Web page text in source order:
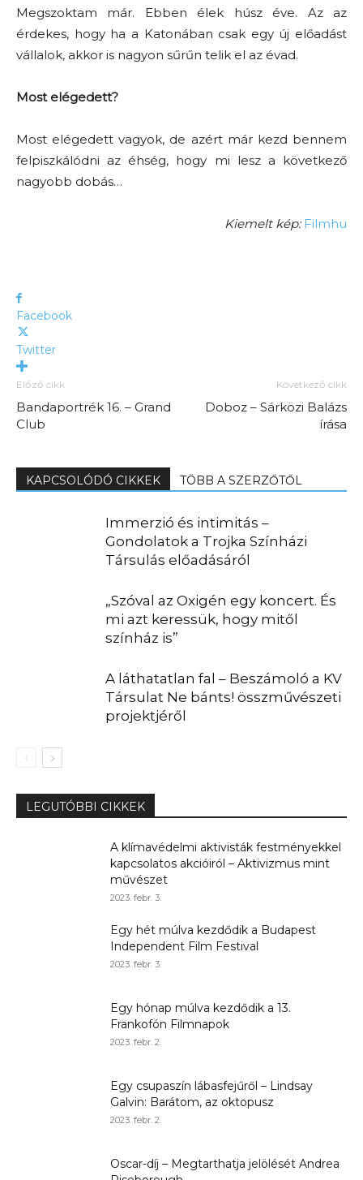
Megszoktam már. Ebben élek húsz éve. Az az
érdekes, hogy ha a Katonában csak egy új előadást
vállalok, akkor is nagyon sűrűn telik el az évad.
Most elégedett?
Most elégedett vagyok, de azért már kezd bennem
felpiszkálódni az éhség, hogy mi lesz a következő
nagyobb dobás…
Kiemelt kép: Filmhu
Facebook
Twitter
Előző cikk
Bandaportrék 16. – Grand
Club
Következő cikk
Doboz – Sárközi Balázs
írása
KAPCSOLÓDÓ CIKKEK TÖBB A SZERZŐTŐL
Immerzió és intimitás –
Gondolatok a Trojka Színházi
Társulás előadásáról
„Szóval az Oxigén egy koncert. És
mi azt keressük, hogy mitől
színház is”
A láthatatlan fal – Beszámoló a KV
Társulat Ne bánts! összművészeti
projektjéről
LEGUTÓBBI CIKKEK
A klímavédelmi aktivisták festményekkel
kapcsolatos akcióiról – Aktivizmus mint
művészet
2023. febr. 3.
Egy hét múlva kezdődik a Budapest
Independent Film Festival
2023. febr. 3.
Egy hónap múlva kezdődik a 13.
Frankofón Filmnapok
2023. febr. 2.
Egy csupaszín lábasfejűről – Lindsay
Galvin: Barátom, az oktopusz
2023. febr. 2.
Oscar-díj – Megtarthatja jelölését Andrea